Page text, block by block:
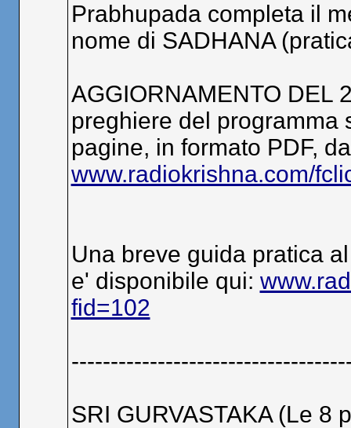
Prabhupada completa il
nome di SADHANA
AGGIORNAMENTO DEL
preghiere del programma
pagine, in formato PDF,
www.radiokrishna.com/
Una breve guida pratica
e' disponibile qui:
fid=102
SRI GURVASTAKA (Le 8